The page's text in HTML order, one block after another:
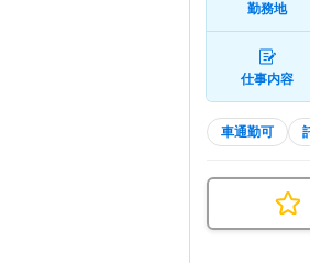
勤務地
仕事内容
車通勤可